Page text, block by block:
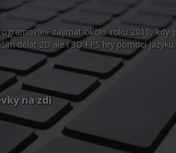
zajímat okolo roku 2010, kdy
dělat 2D ale i 3D FPS hry pomocí jazyku
na zdi